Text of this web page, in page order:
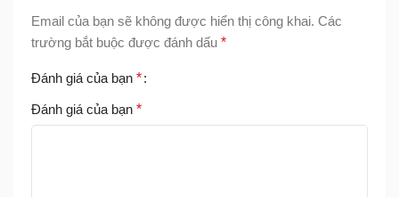
Email của bạn sẽ không được hiển thị công khai. Các
trường bắt buộc được đánh dấu *
Đánh giá của bạn *
Đánh giá của bạn *